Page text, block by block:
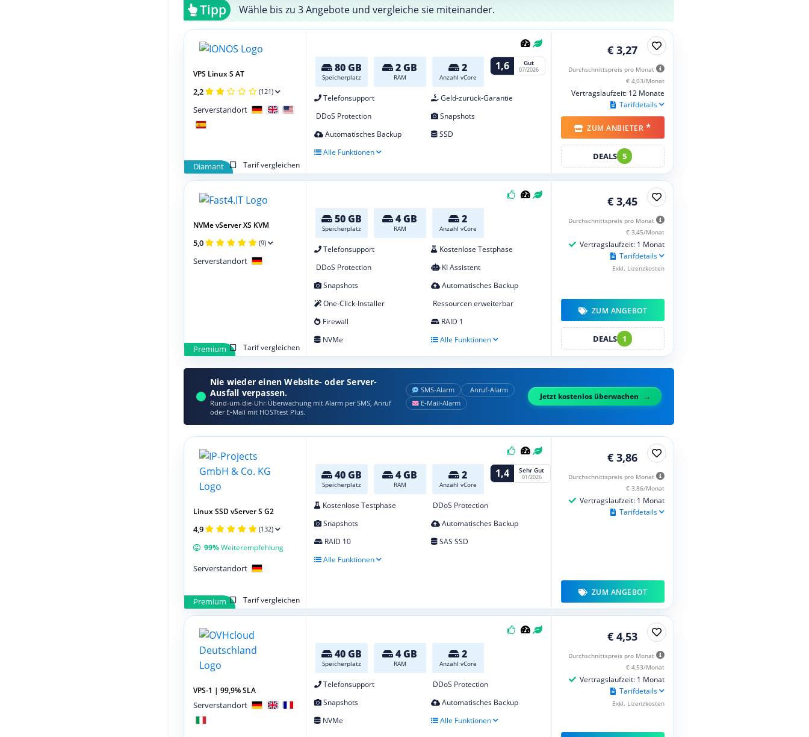
Tipp Wähle bis zu 3 Angebote und vergleiche sie miteinander.
80 GB
Speicherplatz
2 GB
RAM
2
Anzahl vCore
1,6 Gut
07/2026
Telefonsupport
Geld-zurück-Garantie
DDoS Protection
Snapshots
Automatisches Backup
SSD
Alle Funktionen
Diamant
Tarif vergleichen
VPS Linux S AT
2,2 (121)
Serverstandort
€ 3,27
Durchschnittspreis pro Monat
€ 4,03/Monat
Vertragslaufzeit: 12 Monate
Tarifdetails
ZUM ANBIETER *
DEALS 5
50 GB
Speicherplatz
4 GB
RAM
2
Anzahl vCore
Telefonsupport
Kostenlose Testphase
DDoS Protection
KI Assistent
Snapshots
Automatisches Backup
One-Click-Installer
Ressourcen erweiterbar
Firewall
RAID 1
NVMe
Alle Funktionen
Premium
Tarif vergleichen
NVMe vServer XS KVM
5,0 (9)
Serverstandort
€ 3,45
Durchschnittspreis pro Monat
€ 3,45/Monat
Vertragslaufzeit: 1 Monat
Tarifdetails
Exkl. Lizenzkosten
ZUM ANGEBOT
DEALS 1
Nie wieder einen Website- oder Server-
Ausfall verpassen.
Rund-um-die-Uhr-Überwachung mit Alarm per SMS, Anruf
oder E‑Mail mit HOSTtest Plus.
SMS‑Alarm
Anruf‑Alarm
E‑Mail‑Alarm
Jetzt kostenlos überwachen
40 GB
Speicherplatz
4 GB
RAM
2
Anzahl vCore
1,4 Sehr Gut
01/2026
Kostenlose Testphase
DDoS Protection
Snapshots
Automatisches Backup
RAID 10
SAS SSD
Alle Funktionen
Premium Tarif vergleichen
Linux SSD vServer S G2
4,9 (132)
99%Weiterempfehlung
Serverstandort
€ 3,86
Durchschnittspreis pro Monat
€ 3,86/Monat
Vertragslaufzeit: 1 Monat
Tarifdetails
ZUM ANGEBOT
40 GB
Speicherplatz
4 GB
RAM
2
Anzahl vCore
Telefonsupport
DDoS Protection
Snapshots
Automatisches Backup
NVMe
Alle Funktionen
VPS-1 | 99,9% SLA
Serverstandort
€ 4,53
Durchschnittspreis pro Monat
€ 4,53/Monat
Vertragslaufzeit: 1 Monat
Tarifdetails
Exkl. Lizenzkosten